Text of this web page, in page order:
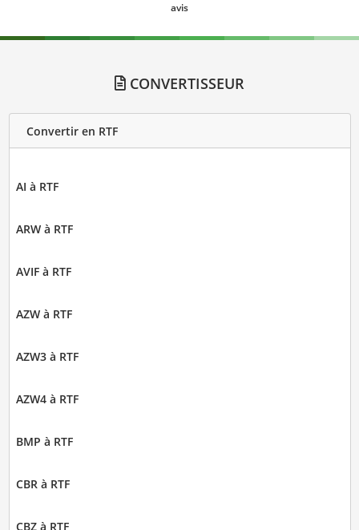
avis
CONVERTISSEUR
Convertir en RTF
AI à RTF
ARW à RTF
AVIF à RTF
AZW à RTF
AZW3 à RTF
AZW4 à RTF
BMP à RTF
CBR à RTF
CBZ à RTF